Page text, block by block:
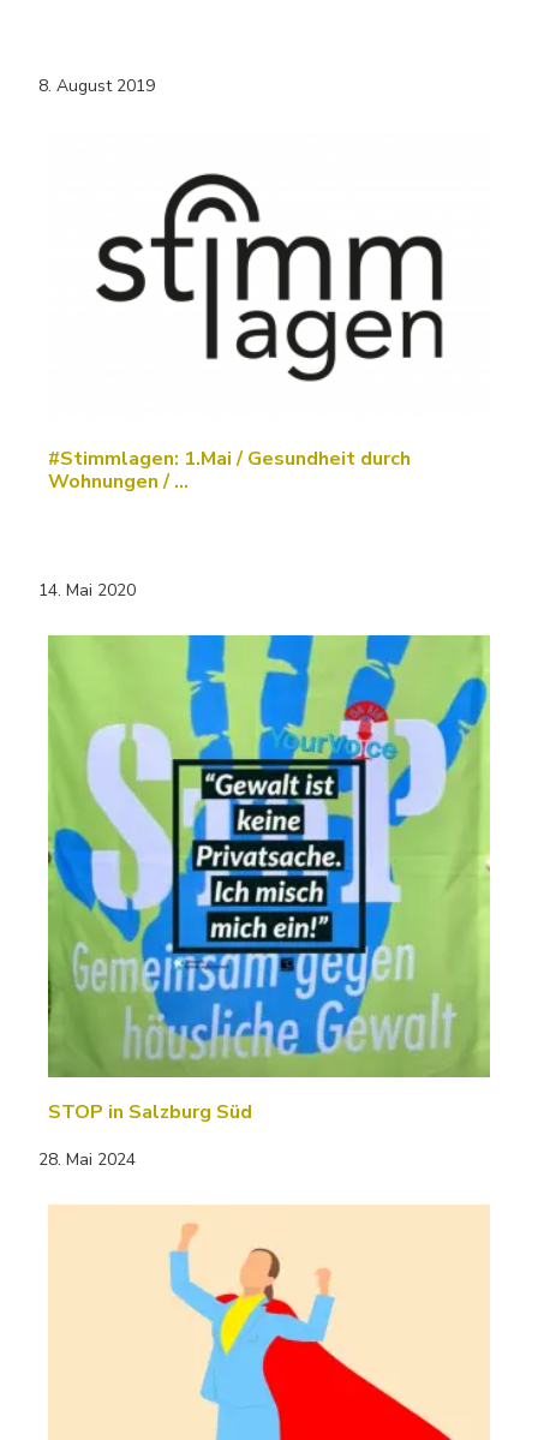
8. August 2019
#Stimmlagen: 1.Mai / Gesundheit durch
Wohnungen / ...
14. Mai 2020
STOP in Salzburg Süd
28. Mai 2024